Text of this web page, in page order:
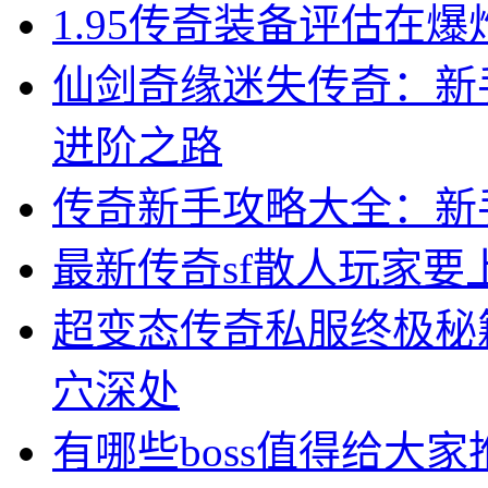
1.95传奇装备评估在
仙剑奇缘迷失传奇：
进阶之路
传奇新手攻略大全：
最新传奇sf散人玩家要
超变态传奇私服终极
穴深处
有哪些boss值得给大家